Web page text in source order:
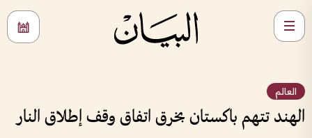
العالم
الهند تتهم باكستان بخرق اتفاق وقف إطلاق النار